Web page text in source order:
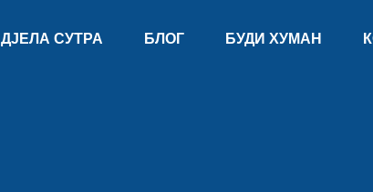
ДЈЕЛА СУТРА БЛОГ БУДИ ХУМАН